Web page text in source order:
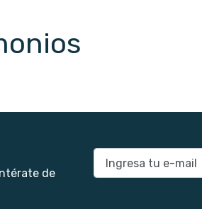
de
E-mail